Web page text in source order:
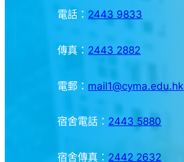
電話： 2443 9833
傳真： 2443 2882
電郵： mail1@cyma.edu.hk
宿舍電話： 2443 5880
宿舍傳真： 2442 2632